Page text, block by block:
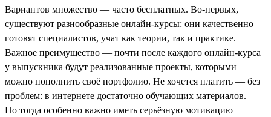
Вариантов множество — часто бесплатных. Во-первых,
существуют разнообразные онлайн-курсы: они качественно
готовят специалистов, учат как теории, так и практике.
Важное преимущество — почти после каждого онлайн-курса
у выпускника будут реализованные проекты, которыми
можно пополнить своё портфолио. Не хочется платить — без
проблем: в интернете достаточно обучающих материалов.
Но тогда особенно важно иметь серьёзную мотивацию